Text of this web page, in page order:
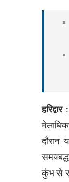
हरिद्वार :
दौरान
कुंभ से